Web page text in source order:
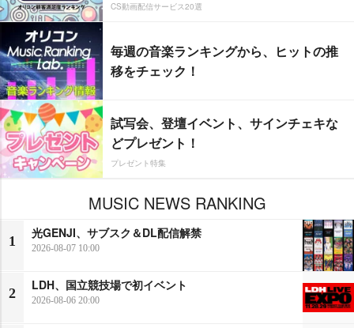
CS動画配信サービス20選
毎週の音楽ランキングから、ヒットの推
移をチェック！
試写会、登壇イベント、サインチェキな
どプレゼント！
プレゼント特集
MUSIC NEWS RANKING
1
光GENJI、サブスク＆DL配信解禁
2026-08-07 10:00
2
LDH、国立競技場で初イベント
2026-08-06 20:00